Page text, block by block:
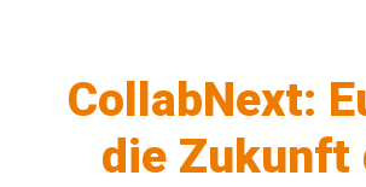
CollabNext:
die Zukunft